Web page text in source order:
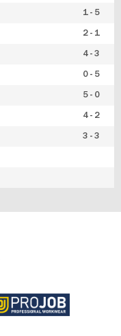
1 - 5
2 - 1
4 - 3
0 - 5
5 - 0
4 - 2
3 - 3